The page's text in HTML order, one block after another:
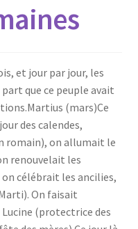
et jour par jour, les
que ce peuple avait
(mars)Ce
des calendes,
romain), on allumait le
renouvelait les
on célébrait les ancilies,
On faisait
(protectrice des